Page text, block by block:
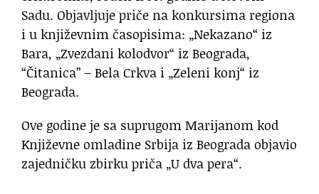
Sadu. Objavljuje priče na konkursima regiona
i u književnim časopisima: „Nekazano“ iz
Bara, „Zvezdani kolodvor“ iz Beograda,
“Čitanica” – Bela Crkva i „Zeleni konj“ iz
Beograda.
Ove godine je sa suprugom Marijanom kod
Književne omladine Srbija iz Beograda objavio
zajedničku zbirku priča „U dva pera“.